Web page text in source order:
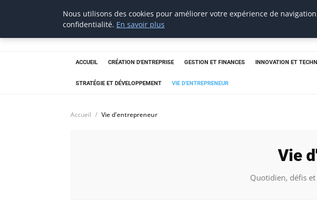
thestorefinder
ACCUEIL CRÉATION D'ENTREPRISE GESTION ET FINANCES INNOVATION ET
STRATÉGIE ET DÉVELOPPEMENT VIE D'ENTREPRENEUR
Accueil Vie d'entrepreneur
Vie
Quotidien, défis
Nous utilisons des cookies pour améliorer votre expérience de
confidentialité. En savoir plus